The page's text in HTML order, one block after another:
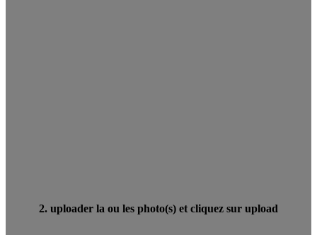
2. uploader la ou les photo(s) et cliquez sur upload